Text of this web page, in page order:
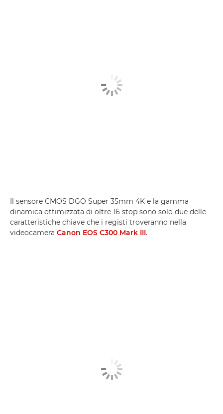
Il sensore CMOS DGO Super 35mm 4K e la gamma
dinamica ottimizzata di oltre 16 stop sono solo due delle
caratteristiche chiave che i registi troveranno nella
videocamera Canon EOS C300 Mark III.